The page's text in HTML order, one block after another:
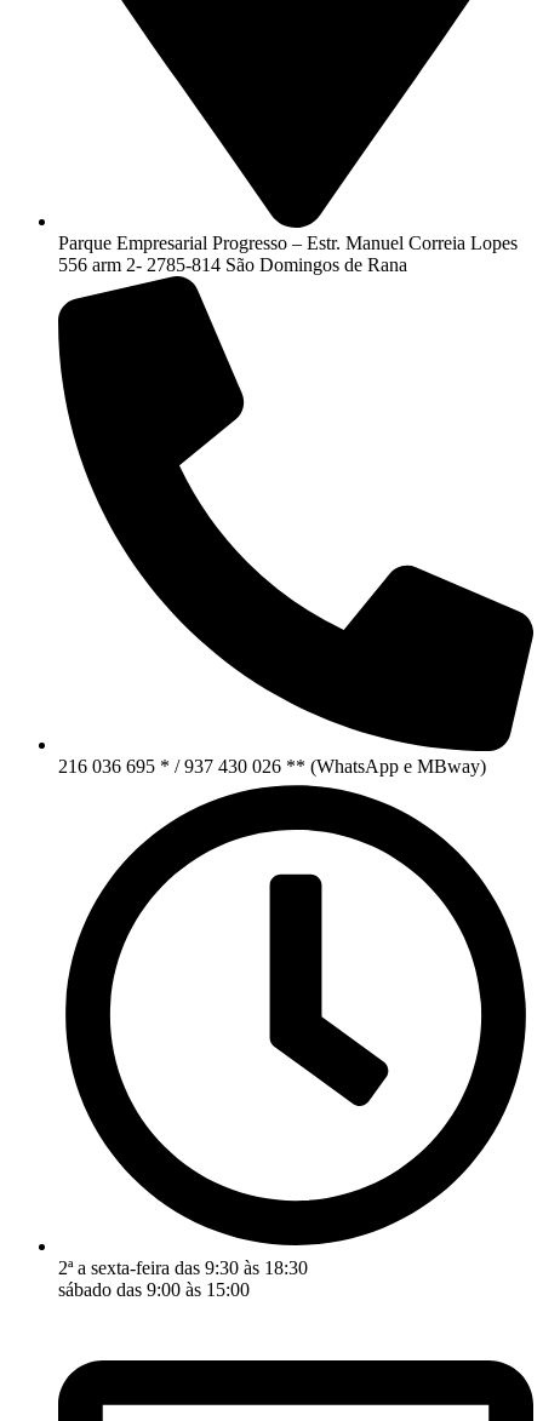
Parque Empresarial Progresso – Estr. Manuel Correia Lopes
556 arm 2- 2785-814 São Domingos de Rana
216 036 695 * / 937 430 026 ** (WhatsApp e MBway)
2ª a sexta-feira das 9:30 às 18:30
sábado das 9:00 às 15:00